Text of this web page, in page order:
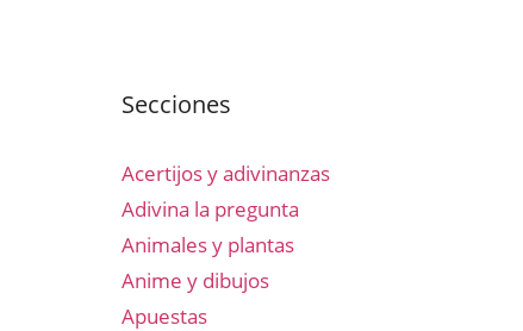
Secciones
Acertijos y adivinanzas
Adivina la pregunta
Animales y plantas
Anime y dibujos
Apuestas